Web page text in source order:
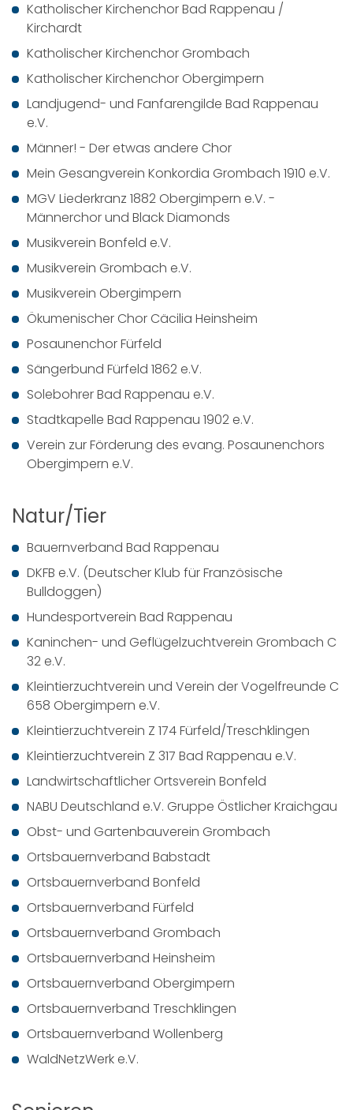
Katholischer Kirchenchor Bad Rappenau /
Kirchardt
Katholischer Kirchenchor Grombach
Katholischer Kirchenchor Obergimpern
Landjugend- und Fanfarengilde Bad Rappenau
e.V.
Männer! - Der etwas andere Chor
Mein Gesangverein Konkordia Grombach 1910 e.V.
MGV Liederkranz 1882 Obergimpern e.V. -
Männerchor und Black Diamonds
Musikverein Bonfeld e.V.
Musikverein Grombach e.V.
Musikverein Obergimpern
Ökumenischer Chor Cäcilia Heinsheim
Posaunenchor Fürfeld
Sängerbund Fürfeld 1862 e.V.
Solebohrer Bad Rappenau e.V.
Stadtkapelle Bad Rappenau 1902 e.V.
Verein zur Förderung des evang. Posaunenchors
Obergimpern e.V.
Natur/Tier
Bauernverband Bad Rappenau
DKFB e.V. (Deutscher Klub für Französische
Bulldoggen)
Hundesportverein Bad Rappenau
Kaninchen- und Geflügelzuchtverein Grombach C
32 e.V.
Kleintierzuchtverein und Verein der Vogelfreunde C
658 Obergimpern e.V.
Kleintierzuchtverein Z 174 Fürfeld/Treschklingen
Kleintierzuchtverein Z 317 Bad Rappenau e.V.
Landwirtschaftlicher Ortsverein Bonfeld
NABU Deutschland e.V. Gruppe Östlicher Kraichgau
Obst- und Gartenbauverein Grombach
Ortsbauernverband Babstadt
Ortsbauernverband Bonfeld
Ortsbauernverband Fürfeld
Ortsbauernverband Grombach
Ortsbauernverband Heinsheim
Ortsbauernverband Obergimpern
Ortsbauernverband Treschklingen
Ortsbauernverband Wollenberg
WaldNetzWerk e.V.